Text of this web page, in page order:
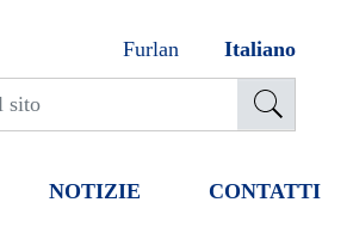
Furlan Italiano
NOTIZIE CONTATTI